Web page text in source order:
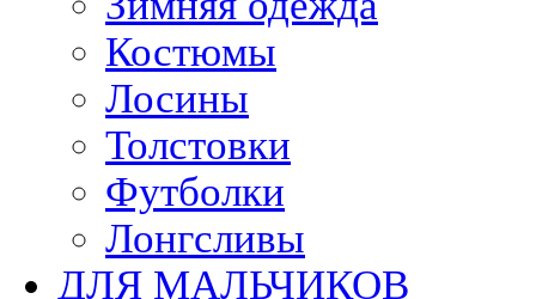
Костюмы
Лосины
Толстовки
Футболки
Лонгсливы
ДЛЯ МАЛЬЧИКОВ